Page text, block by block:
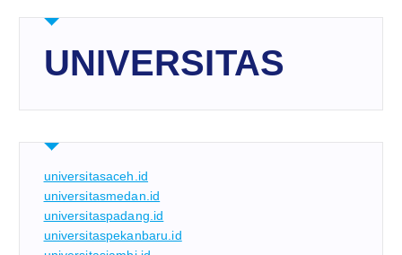
UNIVERSITAS
universitasaceh.id
universitasmedan.id
universitaspadang.id
universitaspekanbaru.id